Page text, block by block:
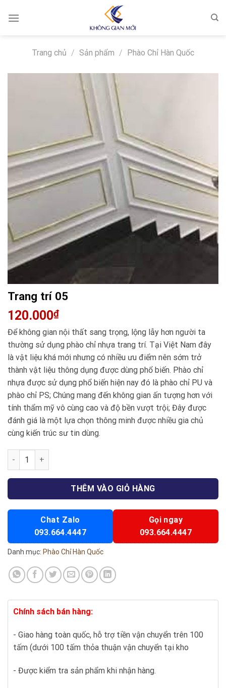
Trang chủ / Sản phẩm / Phào Chỉ Hàn Quốc
Trang trí 05
120.000₫
Để không gian nội thất sang trọng, lộng lẫy hơn người ta
thường sử dụng phào chỉ nhựa trang trí. Tại Việt Nam đây
là vật liệu khá mới nhưng có nhiều ưu điểm nên sớm trở
thành vật liệu thông dụng được dùng phổ biến. Phào chỉ
nhựa được sử dụng phổ biến hiện nay đó là phào chỉ PU và
phào chỉ PS; Chúng mang đến không gian ấn tượng hơn với
tính thẩm mỹ vô cùng cao và độ bền vượt trội; Đây được
đánh giá là một lựa chọn thông minh được nhiều gia chủ
cùng kiến trúc sư tin dùng.
Trang trí 05 số lượng
THÊM VÀO GIỎ HÀNG
Chat Zalo
093.664.4447
Gọi ngay
093.664.4447
Danh mục: Phào Chỉ Hàn Quốc
Chính sách bán hàng:
- Giao hàng toàn quốc, hỗ trợ tiền vận chuyển trên 100
tấm (dưới 100 tấm thỏa thuận vận chuyển tại kho
- Được kiểm tra sản phẩm khi nhận hàng.